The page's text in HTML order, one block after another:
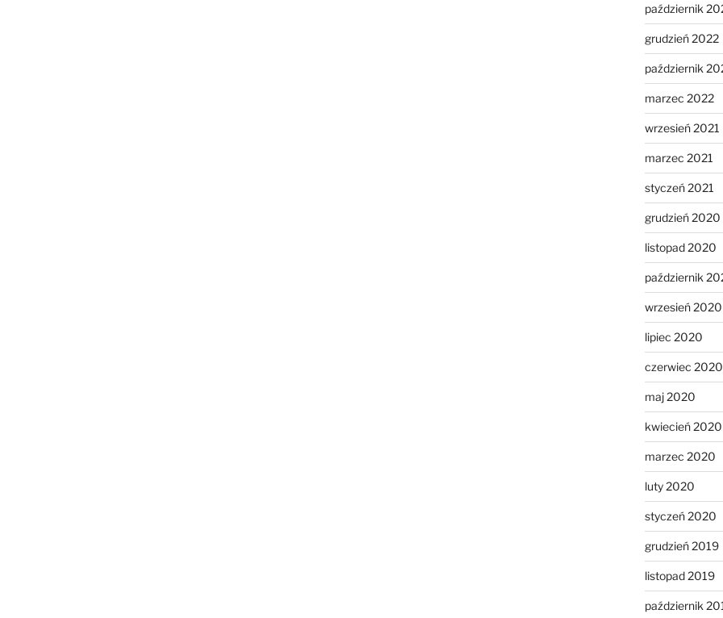
październik
grudzień 2022
październik
marzec 2022
wrzesień 2021
marzec 2021
styczeń 2021
grudzień 2020
listopad 2020
październik
wrzesień 2020
lipiec 2020
czerwiec 2020
maj 2020
kwiecień 2020
marzec 2020
luty 2020
styczeń 2020
grudzień 2019
listopad 2019
październik